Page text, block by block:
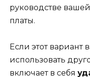
руководстве
платы.
Если этот
использовать
включает в себя